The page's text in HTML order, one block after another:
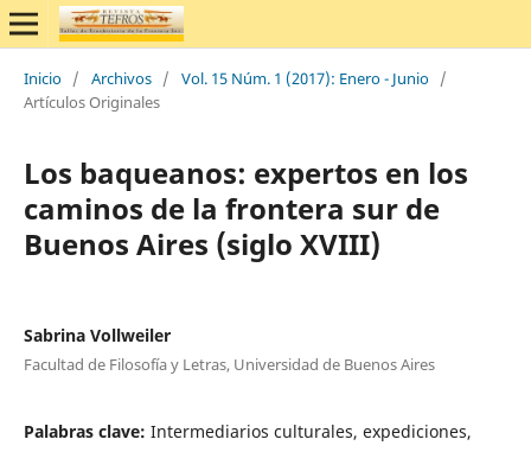
Inicio / Archivos / Vol. 15 Núm. 1 (2017): Enero - Junio /
Artículos Originales
Los baqueanos: expertos en los
caminos de la frontera sur de
Buenos Aires (siglo XVIII)
Sabrina Vollweiler
Facultad de Filosofía y Letras, Universidad de Buenos Aires
Palabras clave: Intermediarios culturales, expediciones,